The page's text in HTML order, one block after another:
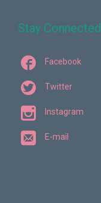
Stay Connected
 Facebook
 Twitter
 Instagram
 E-mail